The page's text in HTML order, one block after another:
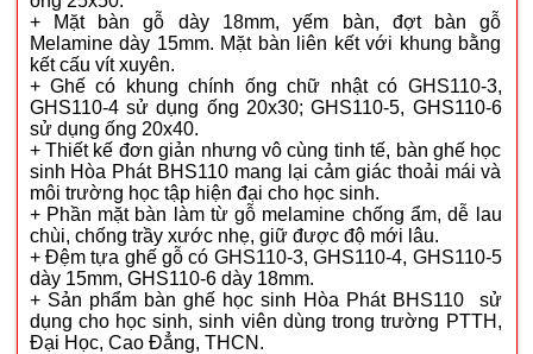
+ Mặt bàn gỗ dày 18mm, yếm bàn, đợt bàn gỗ
Melamine dày 15mm. Mặt bàn liên kết với khung bằng
kết cấu vít xuyên.
+ Ghế có khung chính ống chữ nhật có GHS110-3,
GHS110-4 sử dụng ống 20x30; GHS110-5, GHS110-6
sử dụng ống 20x40.
+ Thiết kế đơn giản nhưng vô cùng tinh tế, bàn ghế học
sinh Hòa Phát BHS110 mang lại cảm giác thoải mái và
môi trường học tập hiện đại cho học sinh.
+ Phần mặt bàn làm từ gỗ melamine chống ẩm, dễ lau
chùi, chống trầy xước nhẹ, giữ được độ mới lâu.
+ Đệm tựa ghế gỗ có GHS110-3, GHS110-4, GHS110-5
dày 15mm, GHS110-6 dày 18mm.
+ Sản phẩm bàn ghế học sinh Hòa Phát BHS110 sử
dụng cho học sinh, sinh viên dùng trong trường PTTH,
Đại Học, Cao Đẳng, THCN.